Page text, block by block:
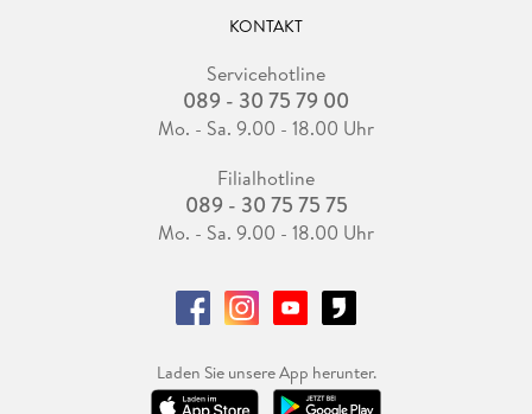
KONTAKT
Servicehotline
089 - 30 75 79 00
Mo. - Sa. 9.00 - 18.00 Uhr
Filialhotline
089 - 30 75 75 75
Mo. - Sa. 9.00 - 18.00 Uhr
Laden Sie unsere App herunter.